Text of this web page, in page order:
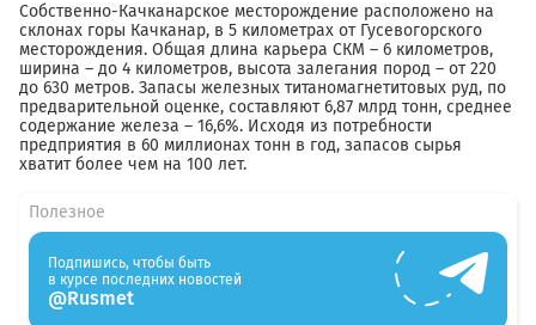
Собственно-Качканарское месторождение расположено на
склонах горы Качканар, в 5 километрах от Гусевогорского
месторождения. Общая длина карьера СКМ – 6 километров,
ширина – до 4 километров, высота залегания пород – от 220
до 630 метров. Запасы железных титаномагнетитовых руд, по
предварительной оценке, составляют 6,87 млрд тонн, среднее
содержание железа – 16,6%. Исходя из потребности
предприятия в 60 миллионах тонн в год, запасов сырья
хватит более чем на 100 лет.
Полезное
Подпишись, чтобы быть
в курсе последних новостей
@Rusmet